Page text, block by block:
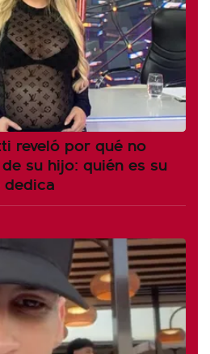
reveló por qué no
su hijo: quién es su
dedica